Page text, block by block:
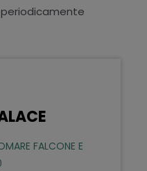
FALCONE E